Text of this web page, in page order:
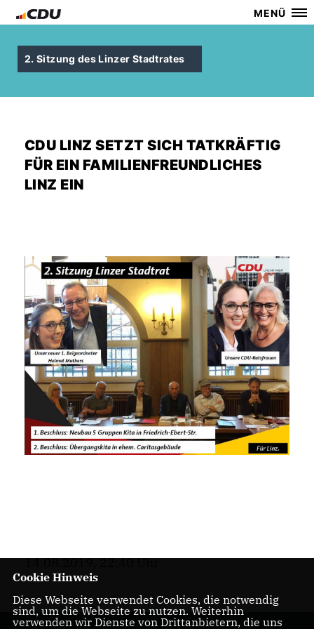
MENÜ
2. Sitzung des Linzer Stadtrates
CDU LINZ SETZT SICH TATKRÄFTIG
FÜR EIN FAMILIENFREUNDLICHES
LINZ EIN
14.08.2019, 22:40 Uhr
Cookie Hinweis
Diese Webseite verwendet Cookies, die notwendig
sind, um die Webseite zu nutzen. Weiterhin
verwenden wir Dienste von Drittanbietern, die uns